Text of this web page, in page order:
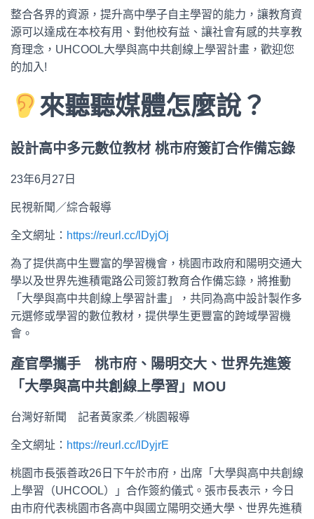
整合各界的資源，提升高中學子自主學習的能力，讓教育資
源可以達成在本校有用、對他校有益、讓社會有感的共享教
育理念，UHCOOL大學與高中共創線上學習計畫，歡迎您
的加入!
來聽聽媒體怎麼說？
設計高中多元數位教材 桃市府簽訂合作備忘錄
23年6月27日
民視新聞／綜合報導
全文網址： https://reurl.cc/lDyjOj
為了提供高中生豐富的學習機會，桃園市政府和陽明交通大
學以及世界先進積電路公司簽訂教育合作備忘錄，將推動
「大學與高中共創線上學習計畫」，共同為高中設計製作多
元選修或學習的數位教材，提供學生更豐富的跨域學習機
會。
產官學攜手 桃市府、陽明交大、世界先進簽
「大學與高中共創線上學習」MOU
台灣好新聞 記者黃家柔／桃園報導
全文網址： https://reurl.cc/lDyjrE
桃園市長張善政26日下午於市府，出席「大學與高中共創線
上學習（UHCOOL）」合作簽約儀式。張市長表示，今日
由市府代表桃園市各高中與國立陽明交通大學、世界先進積